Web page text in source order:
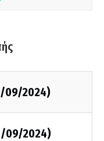
09/2024)
09/2024)